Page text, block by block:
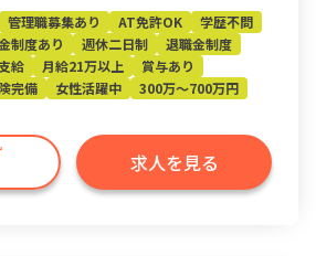
求人を見る
管理職募集あり AT免許OK
学歴不問
制度あり 週休二日制
退職金制度
給 月給21万以上
賞与あり
完備 女性活躍中 300万～700万円